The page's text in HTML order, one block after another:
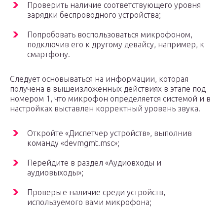
Проверить наличие соответствующего уровня
зарядки беспроводного устройства;
Попробовать воспользоваться микрофоном,
подключив его к другому девайсу, например, к
смартфону.
Следует основываться на информации, которая
получена в вышеизложенных действиях в этапе под
номером 1, что микрофон определяется системой и в
настройках выставлен корректный уровень звука.
Откройте «Диспетчер устройств», выполнив
команду «devmgmt.msc»;
Перейдите в раздел «Аудиовходы и
аудиовыходы»;
Проверьте наличие среди устройств,
используемого вами микрофона;